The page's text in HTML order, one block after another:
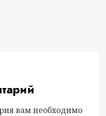
вам необходимо